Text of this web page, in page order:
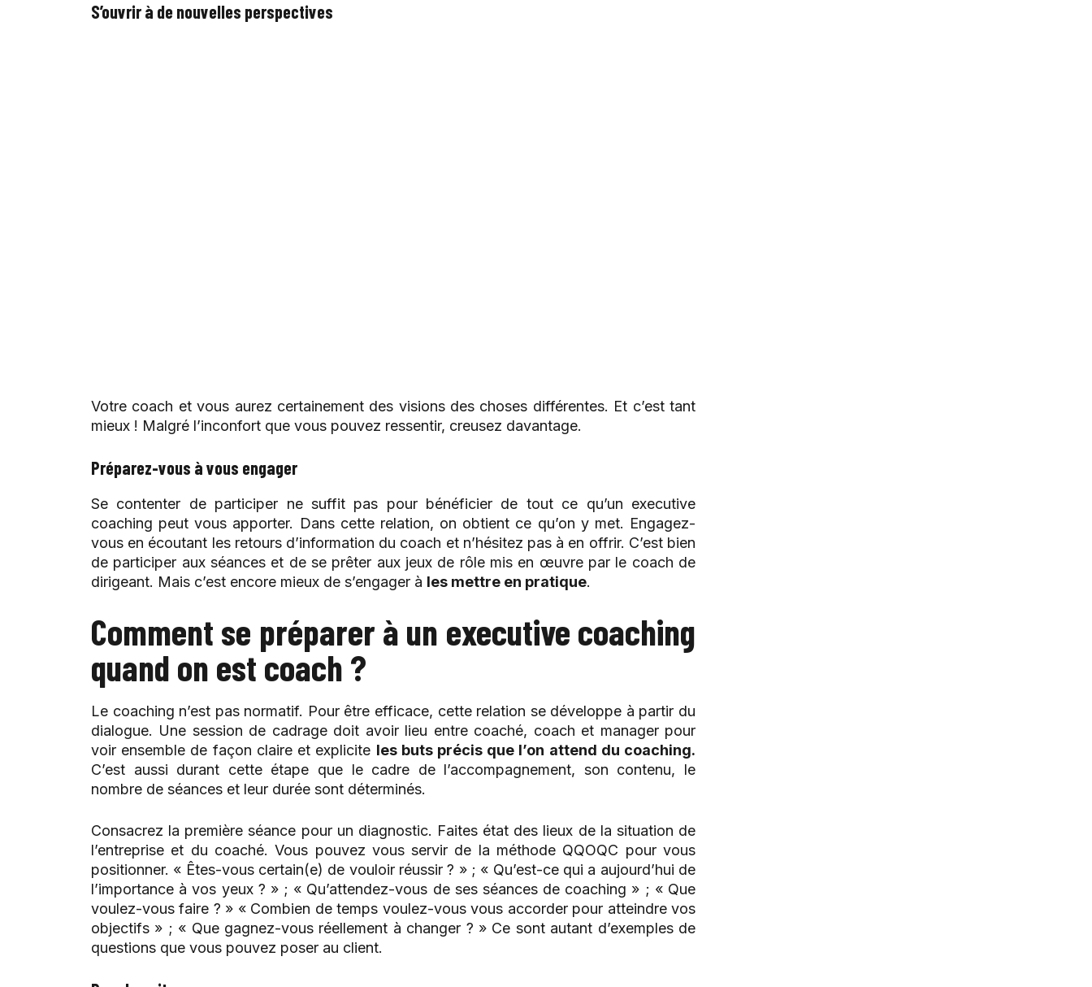
S’ouvrir à de nouvelles perspectives
Votre coach et vous aurez certainement des visions des choses différentes. Et c’est tant
mieux ! Malgré l’inconfort que vous pouvez ressentir, creusez davantage.
Préparez-vous à vous engager
Se contenter de participer ne suffit pas pour bénéficier de tout ce qu’un executive
coaching peut vous apporter. Dans cette relation, on obtient ce qu’on y met. Engagez-
vous en écoutant les retours d’information du coach et n’hésitez pas à en offrir. C’est bien
de participer aux séances et de se prêter aux jeux de rôle mis en œuvre par le coach de
dirigeant. Mais c’est encore mieux de s’engager à les mettre en pratique.
Comment se préparer à un executive coaching
quand on est coach ?
Le coaching n’est pas normatif. Pour être efficace, cette relation se développe à partir du
dialogue. Une session de cadrage doit avoir lieu entre coaché, coach et manager pour
voir ensemble de façon claire et explicite les buts précis que l’on attend du coaching.
C’est aussi durant cette étape que le cadre de l’accompagnement, son contenu, le
nombre de séances et leur durée sont déterminés.
Consacrez la première séance pour un diagnostic. Faites état des lieux de la situation de
l’entreprise et du coaché. Vous pouvez vous servir de la méthode QQOQC pour vous
positionner. « Êtes-vous certain(e) de vouloir réussir ? » ; « Qu’est-ce qui a aujourd’hui de
l’importance à vos yeux ? » ; « Qu’attendez-vous de ses séances de coaching » ; « Que
voulez-vous faire ? » « Combien de temps voulez-vous vous accorder pour atteindre vos
objectifs » ; « Que gagnez-vous réellement à changer ? » Ce sont autant d’exemples de
questions que vous pouvez poser au client.